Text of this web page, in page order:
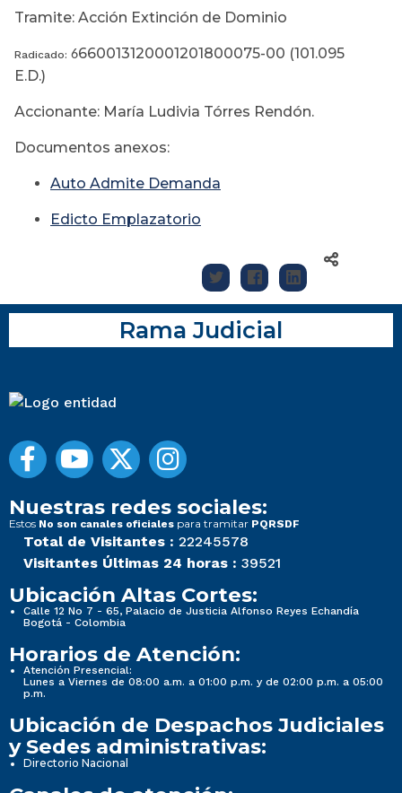
Tramite: Acción Extinción de Dominio
Radicado: 6660013120001201800075-00 (101.095
E.D.)
Accionante: María Ludivia Tórres Rendón.
Documentos anexos:
Auto Admite Demanda
Edicto Emplazatorio
Rama Judicial
Nuestras redes sociales:
Estos No son canales oficiales para tramitar PQRSDF
Total de Visitantes : 22245578
Visitantes Últimas 24 horas : 39521
Ubicación Altas Cortes:
Calle 12 No 7 - 65, Palacio de Justicia Alfonso Reyes Echandía
Bogotá - Colombia
Horarios de Atención:
Atención Presencial:
Lunes a Viernes de 08:00 a.m. a 01:00 p.m. y de 02:00 p.m. a 05:00
p.m.
Ubicación de Despachos Judiciales
y Sedes administrativas:
Directorio Nacional